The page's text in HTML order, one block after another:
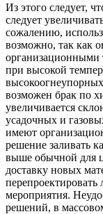
Из этого следует,
следует
сожалению,
возможно, так как
организационными
при высокой
возможен брак по
увеличивается
усадочных и
имеют
решение заливать
выше обычной для
доставку новых
мероприятия.
решений, в